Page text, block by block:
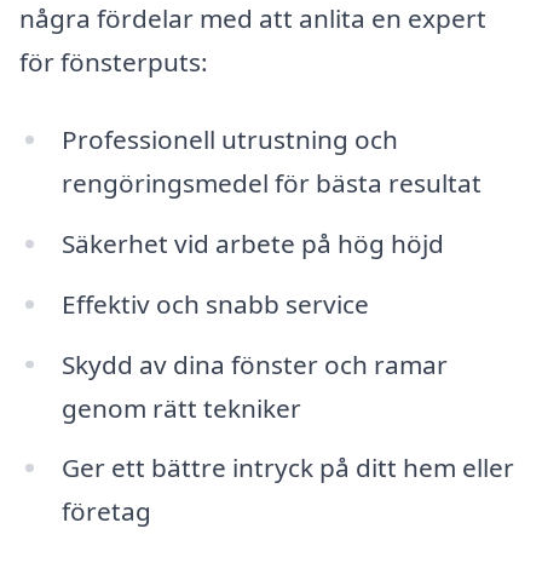
några fördelar med att anlita en expert
för fönsterputs:
Professionell utrustning och
rengöringsmedel för bästa resultat
Säkerhet vid arbete på hög höjd
Effektiv och snabb service
Skydd av dina fönster och ramar
genom rätt tekniker
Ger ett bättre intryck på ditt hem eller
företag